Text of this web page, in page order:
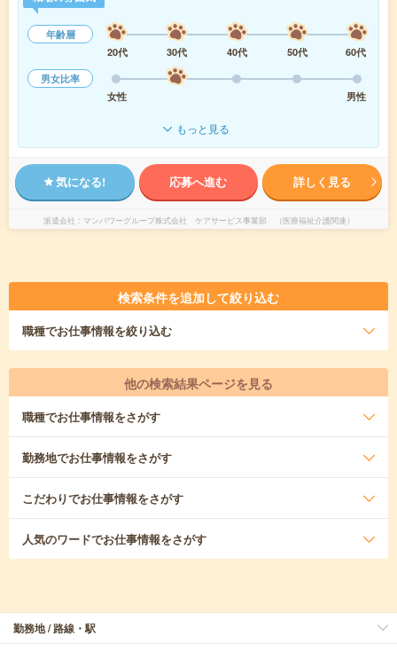
年齢層
20代
30代 40代 50代
60代
男女比率
女性
男性
もっと見る
気になる! 応募へ進む 詳しく見る
派遣会社 マンパワーグループ株式会社 ケアサービス事業部 （医療福祉介護関連）
検索条件を追加して絞り込む
職種でお仕事情報を絞り込む
他の検索結果ページを見る
職種でお仕事情報をさがす
勤務地でお仕事情報をさがす
こだわりでお仕事情報をさがす
人気のワードでお仕事情報をさがす
勤務地 / 路線・駅